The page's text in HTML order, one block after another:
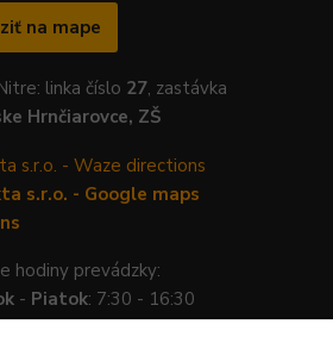
na mape
linka číslo 27, zastávka
Hrnčiarovce, ZŠ
hodiny prevádzky:
- Piatok: 7:30 - 16:30